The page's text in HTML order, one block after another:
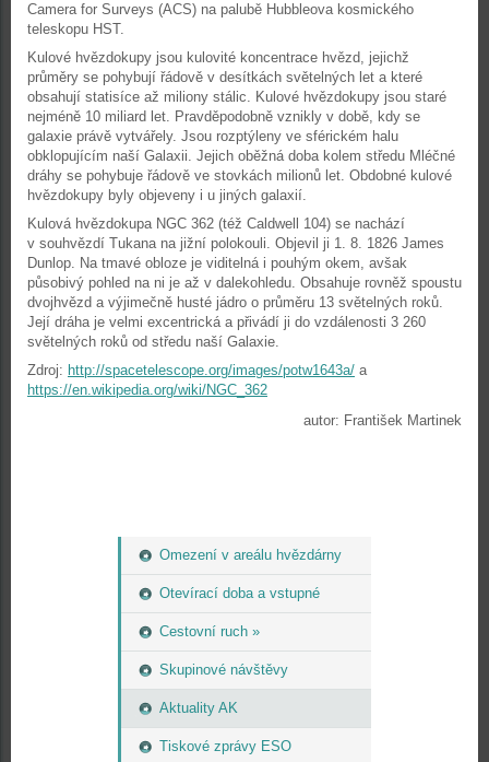
Omezení v areálu hvězdárny
Otevírací doba a vstupné
Cestovní ruch »
Skupinové návštěvy
Aktuality AK
Tiskové zprávy ESO
Camera for Surveys (ACS) na palubě Hubbleova kosmického
teleskopu HST.
Kulové hvězdokupy jsou kulovité koncentrace hvězd, jejichž
průměry se pohybují řádově v desítkách světelných let a které
obsahují statisíce až miliony stálic. Kulové hvězdokupy jsou staré
nejméně 10 miliard let. Pravděpodobně vznikly v době, kdy se
galaxie právě vytvářely. Jsou rozptýleny ve sférickém halu
obklopujícím naší Galaxii. Jejich oběžná doba kolem středu Mléčné
dráhy se pohybuje řádově ve stovkách milionů let. Obdobné kulové
hvězdokupy byly objeveny i u jiných galaxií.
Kulová hvězdokupa NGC 362 (též Caldwell 104) se nachází
v souhvězdí Tukana na jižní polokouli. Objevil ji 1. 8. 1826 James
Dunlop. Na tmavé obloze je viditelná i pouhým okem, avšak
působivý pohled na ni je až v dalekohledu. Obsahuje rovněž spoustu
dvojhvězd a výjimečně husté jádro o průměru 13 světelných roků.
Její dráha je velmi excentrická a přivádí ji do vzdálenosti 3 260
světelných roků od středu naší Galaxie.
Zdroj: http://spacetelescope.org/images/potw1643a/ a
https://en.wikipedia.org/wiki/NGC_362
autor: František Martinek